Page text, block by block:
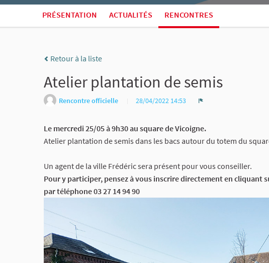
PRÉSENTATION ACTUALITÉS RENCONTRES
Retour à la liste
Atelier plantation de semis
Rencontre officielle 28/04/2022 14:53
Le mercredi 25/05 à 9h30 au square de Vicoigne.
Atelier plantation de semis dans les bacs autour du totem du
Un agent de la ville Frédéric sera présent pour vous conseiller.
Pour y participer, pensez à vous inscrire directement en cliquant
par téléphone 03 27 14 94 90